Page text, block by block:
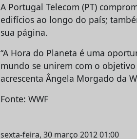
A Portugal Telecom (PT)
edifícios ao longo do país;
sua página.
“A Hora do Planeta é uma
mundo se unirem com o
acrescenta Ângela Morgado da
Fonte: WWF
sexta-feira, 30 março 2012 01:00